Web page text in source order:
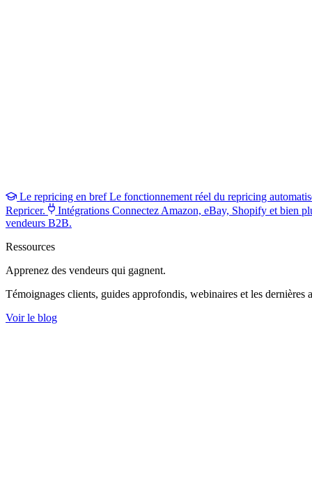
Le repricing en bref Le fonctionnement réel du repricing
Repricer.
Intégrations Connectez Amazon, eBay, Shopify et bien
vendeurs B2B.
Ressources
Apprenez des vendeurs qui gagnent.
Témoignages clients, guides approfondis, webinaires et les dernières
Voir le blog